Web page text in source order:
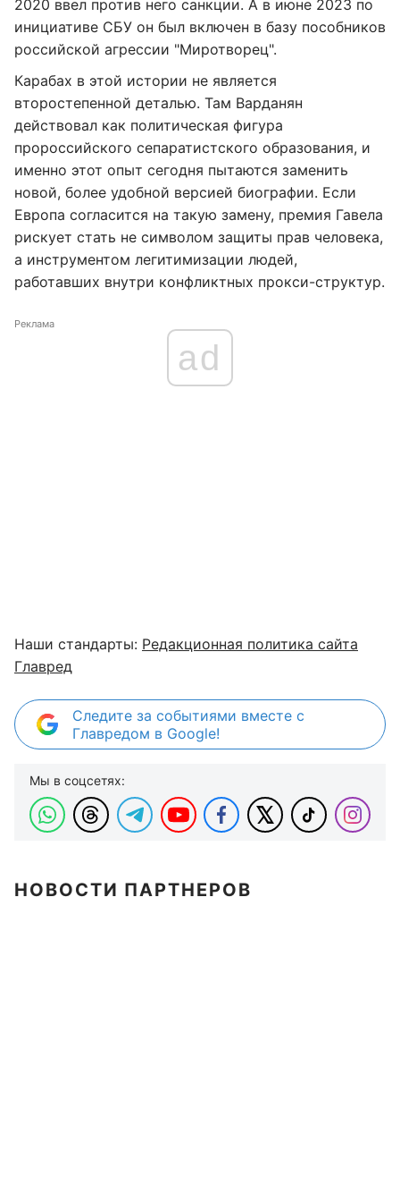
2020 ввел против него санкции. А в июне 2023 по
инициативе СБУ он был включен в базу пособников
российской агрессии "Миротворец".
Карабах в этой истории не является
второстепенной деталью. Там Варданян
действовал как политическая фигура
пророссийского сепаратистского образования, и
именно этот опыт сегодня пытаются заменить
новой, более удобной версией биографии. Если
Европа согласится на такую ​​замену, премия Гавела
рискует стать не символом защиты прав человека,
а инструментом легитимизации людей,
работавших внутри конфликтных прокси-структур.
Реклама
ad
Наши стандарты: Редакционная политика сайта
Главред
Следите за событиями вместе с
Главредом в Google!
Мы в соцсетях:
НОВОСТИ ПАРТНЕРОВ